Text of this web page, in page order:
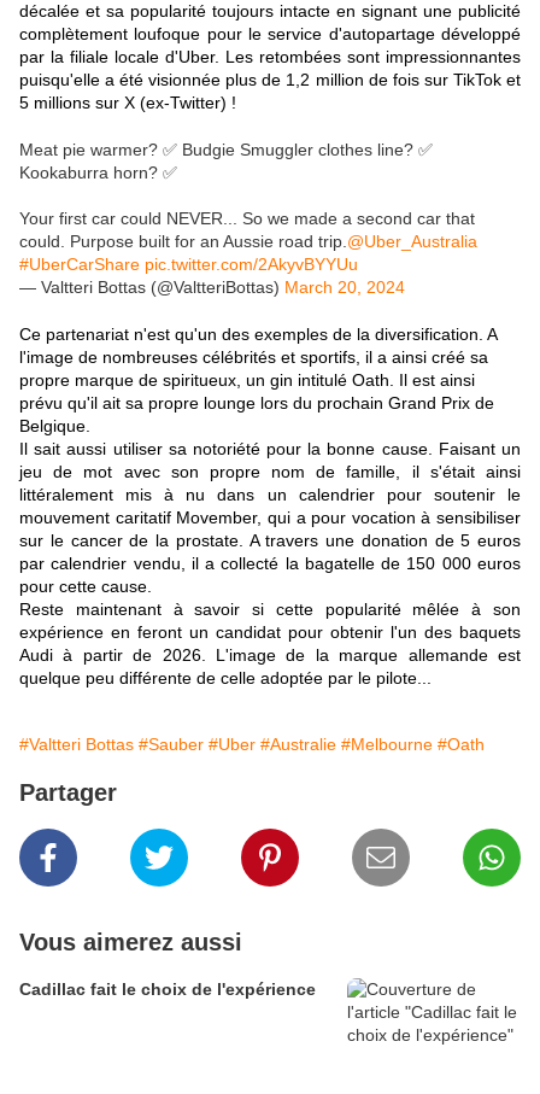
décalée et sa popularité toujours intacte en signant une publicité
complètement loufoque pour le service d'autopartage développé
par la filiale locale d'Uber. Les retombées sont impressionnantes
puisqu'elle a été visionnée plus de 1,2 million de fois sur TikTok et
5 millions sur X (ex-Twitter) !
Meat pie warmer? ✅ Budgie Smuggler clothes line? ✅
Kookaburra horn? ✅
Your first car could NEVER... So we made a second car that
could. Purpose built for an Aussie road trip. @Uber_Australia
#UberCarShare pic.twitter.com/2AkyvBYYUu
— Valtteri Bottas (@ValtteriBottas) March 20, 2024
Ce partenariat n'est qu'un des exemples de la diversification. A
l'image de nombreuses célébrités et sportifs, il a ainsi créé sa
propre marque de spiritueux, un gin intitulé Oath. Il est ainsi
prévu qu'il ait sa propre lounge lors du prochain Grand Prix de
Belgique.
Il sait aussi utiliser sa notoriété pour la bonne cause. Faisant un
jeu de mot avec son propre nom de famille, il s'était ainsi
littéralement mis à nu dans un calendrier pour soutenir le
mouvement caritatif Movember, qui a pour vocation à sensibiliser
sur le cancer de la prostate. A travers une donation de 5 euros
par calendrier vendu, il a collecté la bagatelle de 150 000 euros
pour cette cause.
Reste maintenant à savoir si cette popularité mêlée à son
expérience en feront un candidat pour obtenir l'un des baquets
Audi à partir de 2026. L'image de la marque allemande est
quelque peu différente de celle adoptée par le pilote...
#Valtteri Bottas #Sauber #Uber #Australie #Melbourne #Oath
Partager
Vous aimerez aussi
Cadillac fait le choix de l'expérience